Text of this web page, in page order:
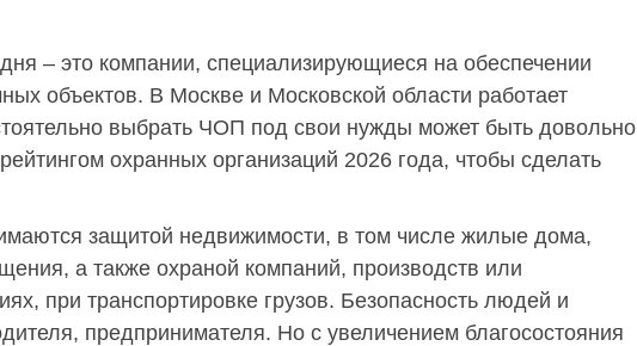
– это компании, специализирующиеся на обеспечении
объектов. В Москве и Московской области работает
выбрать ЧОП под свои нужды может быть довольно
охранных организаций 2026 года, чтобы сделать
защитой недвижимости, в том числе жилые дома,
а также охраной компаний, производств или
при транспортировке грузов. Безопасность людей и
предпринимателя. Но с увеличением благосостояния